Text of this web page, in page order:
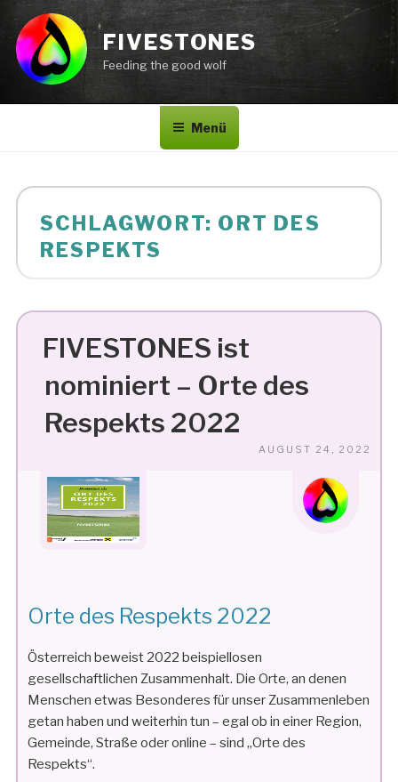
Inhalt
springen
FIVESTONES
Feeding the good wolf
Menü
SCHLAGWORT: ORT DES
RESPEKTS
FIVESTONES ist
nominiert – Orte des
Respekts 2022
AUGUST 24, 2022
Orte des Respekts 2022
Österreich beweist 2022 beispiellosen
gesellschaftlichen Zusammenhalt. Die Orte, an denen
Menschen etwas Besonderes für unser Zusammenleben
getan haben und weiterhin tun – egal ob in einer Region,
Gemeinde, Straße oder online – sind „Orte des
Respekts“.